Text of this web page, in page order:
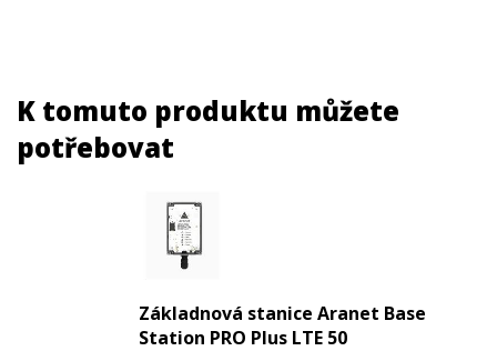
K tomuto produktu můžete
potřebovat
Základnová stanice Aranet Base
Station PRO Plus LTE 50